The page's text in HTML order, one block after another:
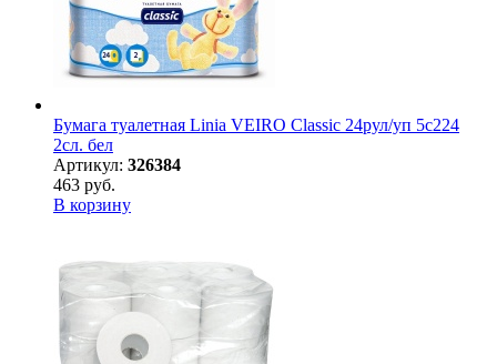
Бумага туалетная Linia VEIRO Classic 24рул/уп 5с224
2сл. бел
Артикул: 326384
463 руб.
В корзину